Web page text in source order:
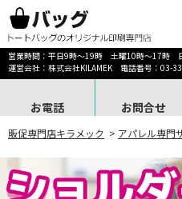
営業時間：平日9時～19時 土曜10時～17時
運営会社：株式会社KILAMEK 電話番号：03-
お電話 お問合せ
販促専門店キラメック > アパレル専門